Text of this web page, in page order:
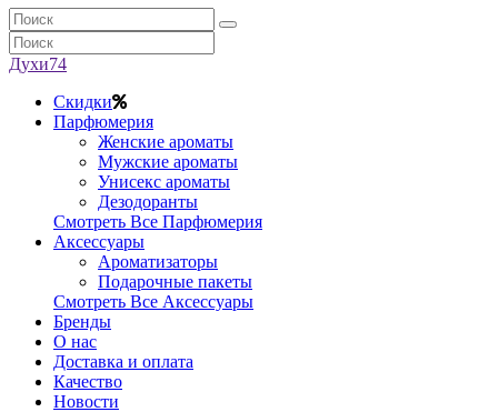
Духи74
Скидки
Парфюмерия
Женские ароматы
Мужские ароматы
Унисекс ароматы
Дезодоранты
Смотреть Все Парфюмерия
Аксессуары
Ароматизаторы
Подарочные пакеты
Смотреть Все Аксессуары
Бренды
О нас
Доставка и оплата
Качество
Новости